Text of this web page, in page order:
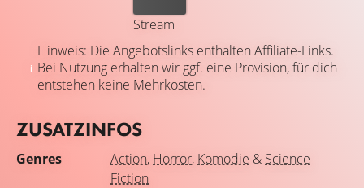
Stream
Hinweis: Die Angebotslinks enthalten Affiliate-Links.
Bei Nutzung erhalten wir ggf. eine Provision, für dich
entstehen keine Mehrkosten.
ZUSATZINFOS
Genres Action, Horror, Komödie & Science
Fiction